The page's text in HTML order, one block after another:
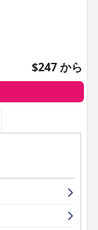
と広さが賞賛
レスと清潔で
告していま
ルは思い出に残
ます。部屋に届
念品などの特
マンチックな
れたコストパフ
なっていま
ック出雲は、非
地域への旅行
$247 から